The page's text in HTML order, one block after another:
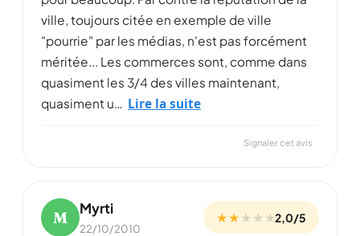
ville, toujours citée en exemple de ville
"pourrie" par les médias, n'est pas forcément
méritée... Les commerces sont, comme dans
quasiment les 3/4 des villes maintenant,
quasiment u… Lire la suite
Signaler cet avis
M Myrti
22/10/2010
★ ★★ ★ ★2,0/5